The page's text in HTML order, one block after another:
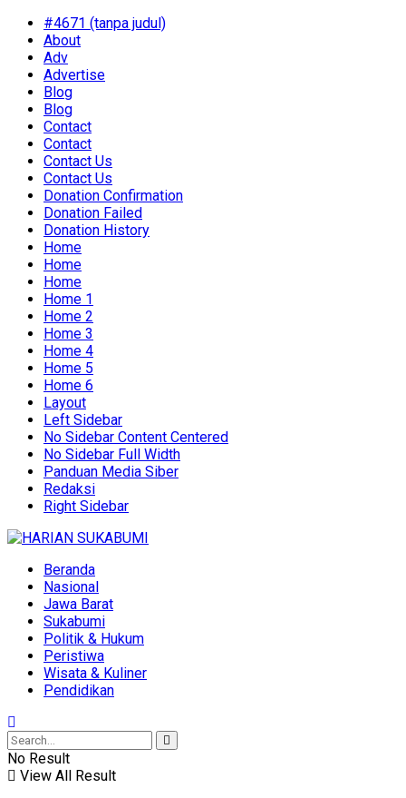
#4671 (tanpa judul)
About
Adv
Advertise
Blog
Blog
Contact
Contact
Contact Us
Contact Us
Donation Confirmation
Donation Failed
Donation History
Home
Home
Home
Home 1
Home 2
Home 3
Home 4
Home 5
Home 6
Layout
Left Sidebar
No Sidebar Content Centered
No Sidebar Full Width
Panduan Media Siber
Redaksi
Right Sidebar
Beranda
Nasional
Jawa Barat
Sukabumi
Politik & Hukum
Peristiwa
Wisata & Kuliner
Pendidikan
No Result
View All Result